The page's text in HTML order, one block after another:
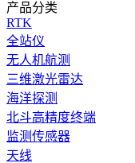
产品分类
RTK
全站仪
无人机航测
三维激光雷达
海洋探测
北斗高精度终端
监测传感器
天线